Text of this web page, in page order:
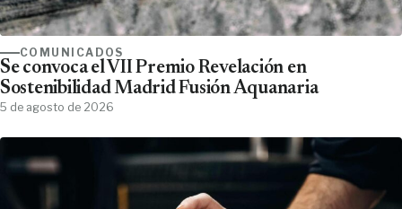
COMUNICADOS
Se convoca el VII Premio Revelación en
Sostenibilidad Madrid Fusión Aquanaria
5 de agosto de 2026